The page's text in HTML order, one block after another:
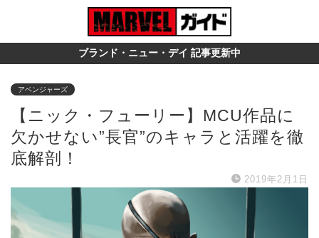
ブランド・ニュー・デイ 記事更新中
アベンジャーズ
【ニック・フューリー】MCU作品に
欠かせない”長官”のキャラと活躍を徹
底解剖！
2019年2月1日